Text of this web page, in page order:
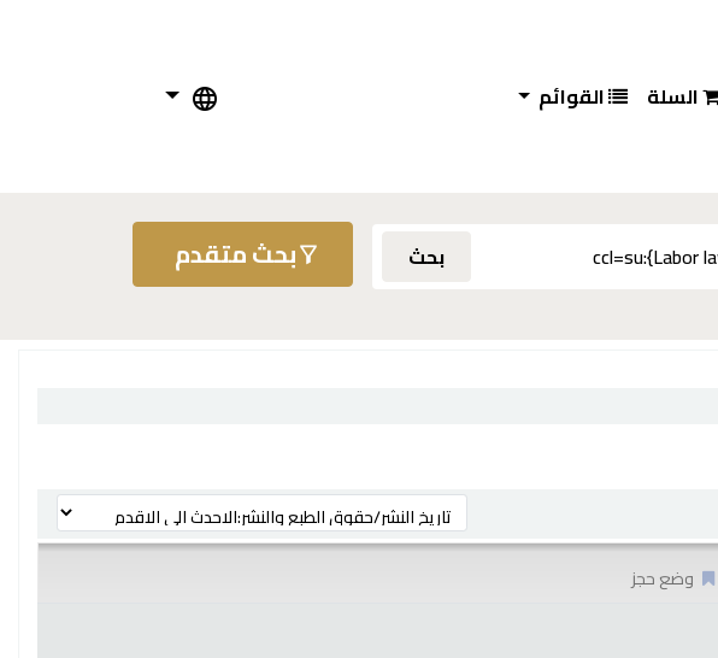
السلة القوائم
بحث بحث متقدم
ترتيب بواسطة:
وضع حجز